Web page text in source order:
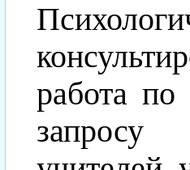
работа по
запросу